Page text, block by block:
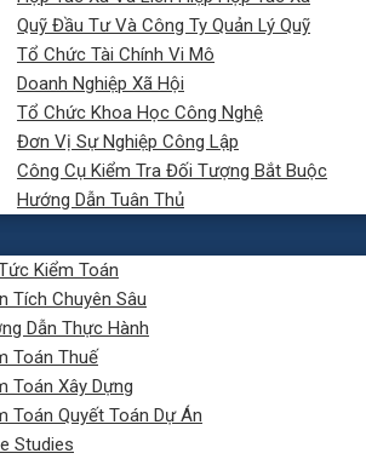
Quỹ Đầu Tư Và Công Ty Quản Lý Quỹ
Tổ Chức Tài Chính Vi Mô
Doanh Nghiệp Xã Hội
Tổ Chức Khoa Học Công Nghệ
Đơn Vị Sự Nghiệp Công Lập
Công Cụ Kiểm Tra Đối Tượng Bắt Buộc
Hướng Dẫn Tuân Thủ
Kiểm Toán
Tích Chuyên Sâu
Dẫn Thực Hành
Toán Thuế
Toán Xây Dựng
Toán Quyết Toán Dự Án
Studies